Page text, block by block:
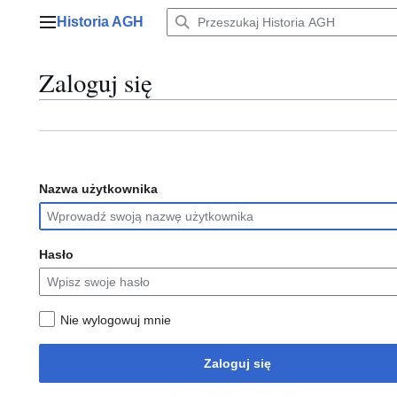
Menu główne
Historia AGH
Zaloguj się
Nazwa użytkownika
Hasło
Nie wylogowuj mnie
Zaloguj się